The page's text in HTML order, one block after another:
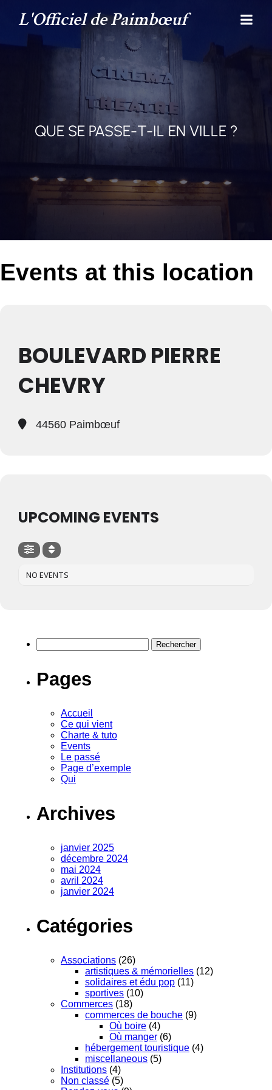
L'Officiel de Paimbœuf
QUE SE PASSE-T-IL EN VILLE ?
Events at this location
BOULEVARD PIERRE
CHEVRY
44560 Paimbœuf
UPCOMING EVENTS
NO EVENTS
Pages
Accueil
Ce qui vient
Charte & tuto
Events
Le passé
Page d’exemple
Qui
Archives
janvier 2025
décembre 2024
mai 2024
avril 2024
janvier 2024
Catégories
Associations (26)
artistiques & mémorielles (12)
solidaires et édu pop (11)
sportives (10)
Commerces (18)
commerces de bouche (9)
Où boire (4)
Où manger (6)
hébergement touristique (4)
miscellaneous (5)
Institutions (4)
Non classé (5)